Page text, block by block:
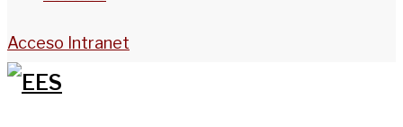
Acceso Intranet